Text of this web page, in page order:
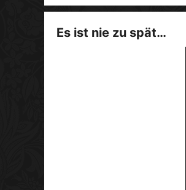
Es ist nie zu spät…